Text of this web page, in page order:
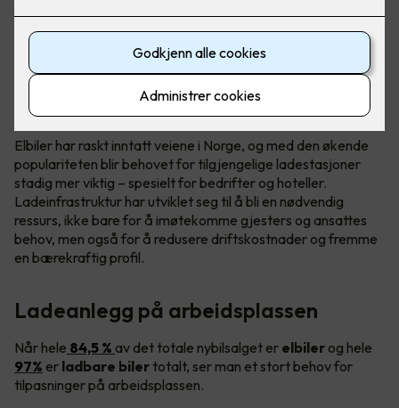
enklere ved å installere ladeanlegg på arbeidsplassen.
Foto: Marthe Thu (Zaptec)
Utskifting til elbiler
Elbiler har raskt inntatt veiene i Norge, og med den økende
populariteten blir behovet for tilgjengelige ladestasjoner
stadig mer viktig – spesielt for bedrifter og hoteller.
Ladeinfrastruktur har utviklet seg til å bli en nødvendig
ressurs, ikke bare for å imøtekomme gjesters og ansattes
behov, men også for å redusere driftskostnader og fremme
en bærekraftig profil.
Ladeanlegg på arbeidsplassen
Når hele 84,5 % av det totale nybilsalget er elbiler og hele
97% er ladbare biler totalt, ser man et stort behov for
tilpasninger på arbeidsplassen.